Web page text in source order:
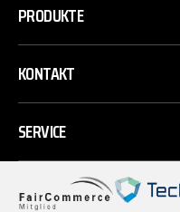
PRODUKTE
KONTAKT
SERVICE